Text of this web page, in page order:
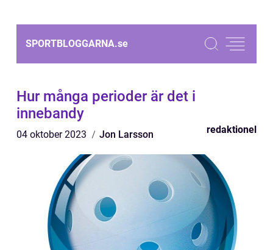
SPORTBLOGGARNA.se
Hur många perioder är det i
innebandy
04 oktober 2023 Jon Larsson redaktionel